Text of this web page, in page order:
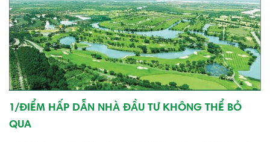
1/ĐIỂM HẤP DẪN NHÀ ĐẦU TƯ KHÔNG THỂ BỎ
QUA